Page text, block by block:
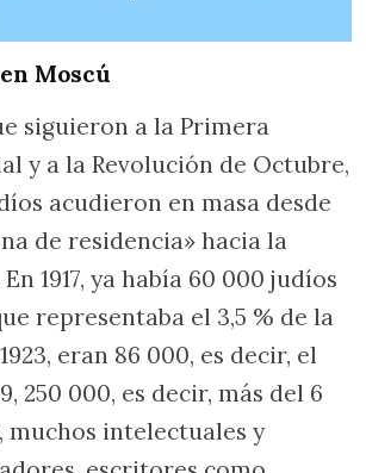
Moscú
siguieron a la Primera
y a la Revolución de Octubre,
acudieron en masa desde
de residencia» hacia la
1917, ya había 60 000 judíos
representaba el 3,5 % de la
eran 86 000, es decir, el
250 000, es decir, más del 6
muchos intelectuales y